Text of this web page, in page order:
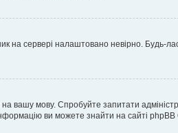
сервері налаштовано невірно. Будь-
вашу мову. Спробуйте запитати
ви можете знайти на сайті phpBB